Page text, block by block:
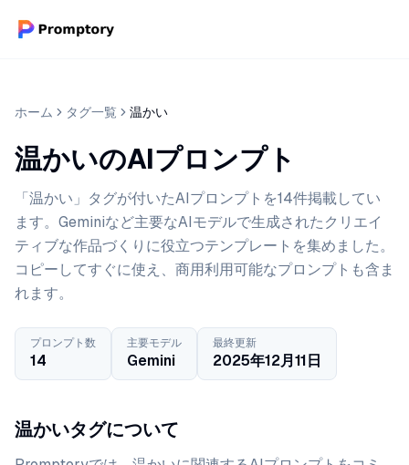
ホーム タグ一覧 温かい
温かいのAIプロンプト
「温かい」タグが付いたAIプロンプトを14件掲載してい
ます。Geminiなど主要なAIモデルで生成されたクリエイ
ティブな作品づくりに役立つテンプレートを集めました。
コピーしてすぐに使え、商用利用可能なプロンプトも含ま
れます。
プロンプト数
14
主要モデル
Gemini
最終更新
2025年12月11日
温かいタグについて